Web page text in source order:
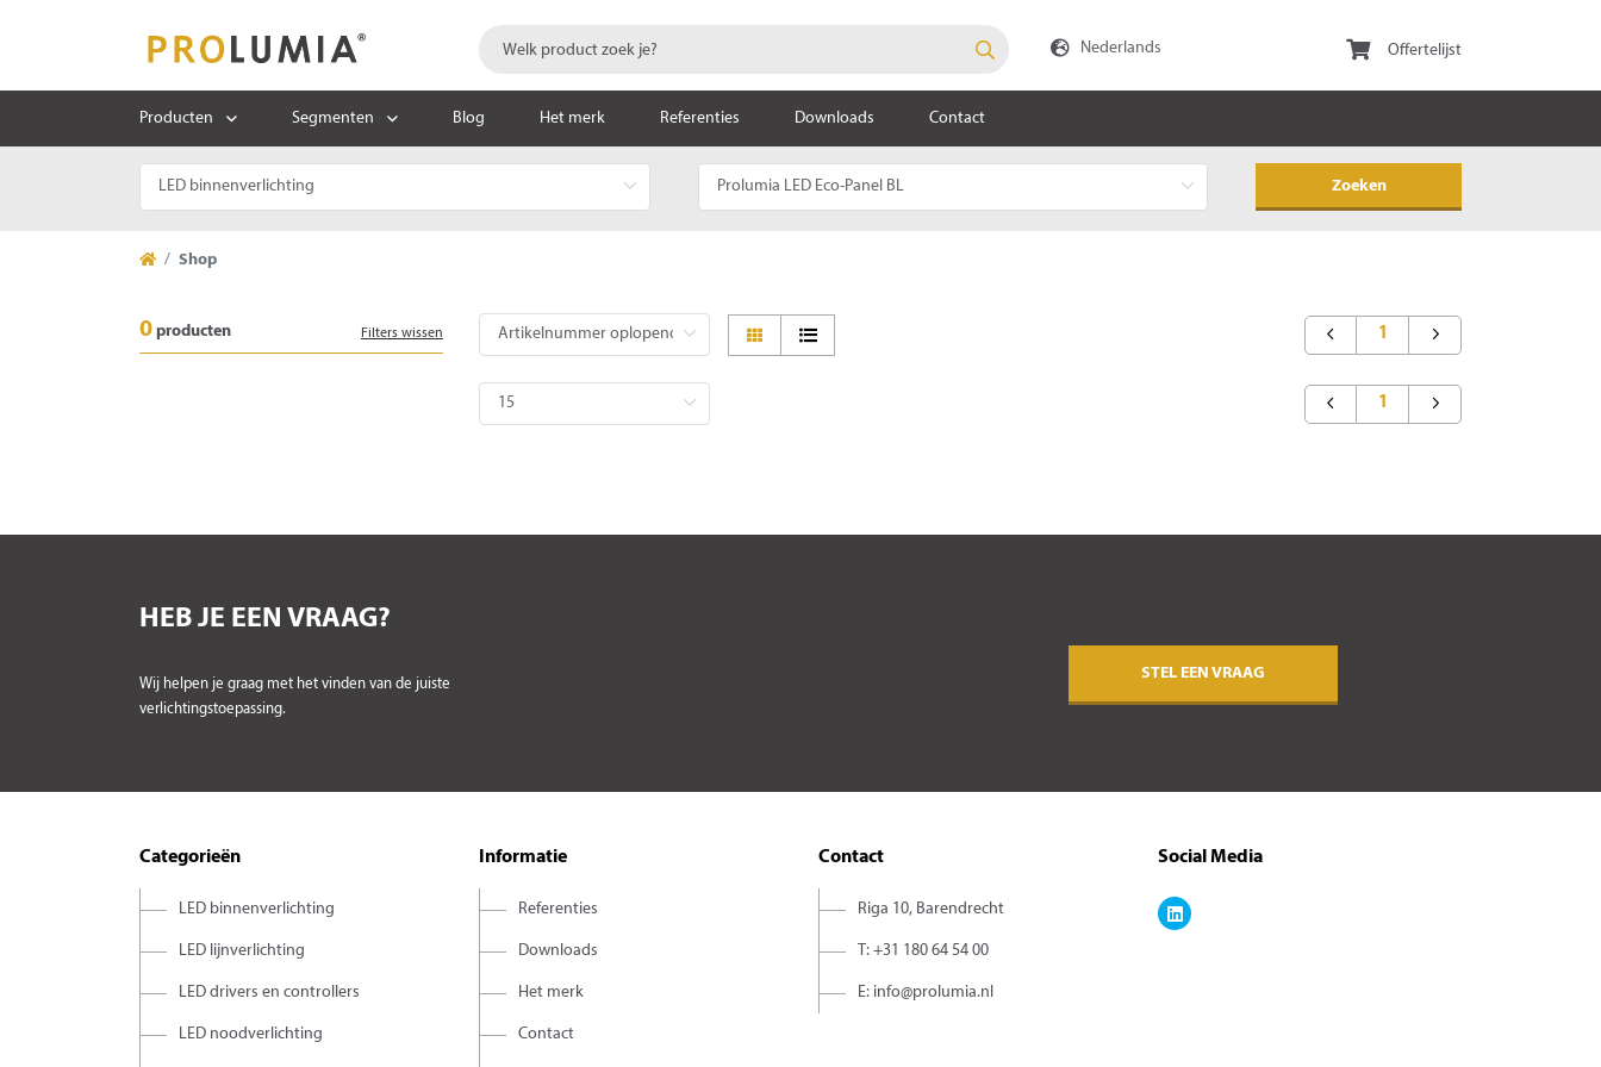
Offertelijst
Producten Segmenten Blog Het merk Referenties Downloads Contact
Shop
0 producten Filters wissen 1
1
HEB JE EEN VRAAG?
Wij helpen je graag met het vinden van de juiste
verlichtingstoepassing.
STEL EEN VRAAG
Categorieën
LED binnenverlichting
LED lijnverlichting
LED drivers en controllers
LED noodverlichting
Informatie
Referenties
Downloads
Het merk
Contact
Contact
Riga 10, Barendrecht
T: +31 180 64 54 00
E: info@prolumia.nl
Social Media